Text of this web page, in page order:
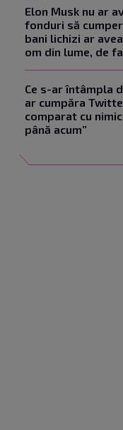
Elon Musk nu ar
fonduri să
bani lichizi ar
om din lume, de
Ce s-ar întâmpla
ar cumpăra
comparat cu
până acum”